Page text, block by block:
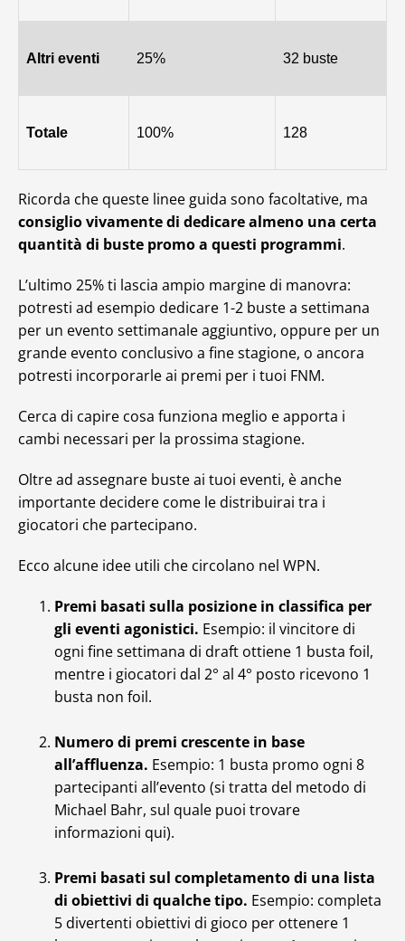
Altri eventi 25% 32 buste
Totale 100% 128
Ricorda che queste linee guida sono facoltative, ma
consiglio vivamente di dedicare almeno una certa
quantità di buste promo a questi programmi.
L’ultimo 25% ti lascia ampio margine di manovra:
potresti ad esempio dedicare 1-2 buste a settimana
per un evento settimanale aggiuntivo, oppure per un
grande evento conclusivo a fine stagione, o ancora
potresti incorporarle ai premi per i tuoi FNM.
Cerca di capire cosa funziona meglio e apporta i
cambi necessari per la prossima stagione.
Oltre ad assegnare buste ai tuoi eventi, è anche
importante decidere come le distribuirai tra i
giocatori che partecipano.
Ecco alcune idee utili che circolano nel WPN.
Premi basati sulla posizione in classifica per
gli eventi agonistici. Esempio: il vincitore di
ogni fine settimana di draft ottiene 1 busta foil,
mentre i giocatori dal 2° al 4° posto ricevono 1
busta non foil.
Numero di premi crescente in base
all’affluenza. Esempio: 1 busta promo ogni 8
partecipanti all’evento (si tratta del metodo di
Michael Bahr, sul quale puoi trovare
informazioni qui).
Premi basati sul completamento di una lista
di obiettivi di qualche tipo. Esempio: completa
5 divertenti obiettivi di gioco per ottenere 1